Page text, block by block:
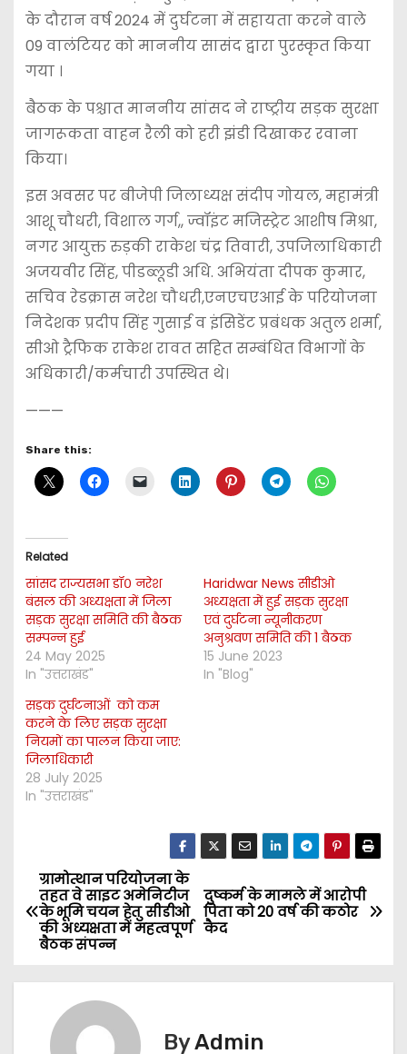
के दौरान वर्ष 2024 में दुर्घटना में सहायता करने वाले
09 वालंटियर को माननीय सासंद द्वारा पुरस्कृत किया
गया ।
बैठक के पश्चात माननीय सांसद ने राष्ट्रीय सड़क सुरक्षा
जागरूकता वाहन रैली को हरी झंडी दिखाकर रवाना
किया।
इस अवसर पर बीजेपी जिलाध्यक्ष संदीप गोयल, महामंत्री
आशू चौधरी, विशाल गर्ग,, ज्वॉइंट मजिस्ट्रेट आशीष मिश्रा,
नगर आयुक्त रुड़की राकेश चंद्र तिवारी, उपजिलाधिकारी
अजयवीर सिंह, पीडब्लूडी अधि. अभियंता दीपक कुमार,
सचिव रेडक्रास नरेश चौधरी,एनएचएआई के परियोजना
निदेशक प्रदीप सिंह गुसाई व इंसिडेंट प्रबंधक अतुल शर्मा,
सीओ ट्रैफिक राकेश रावत सहित सम्बंधित विभागों के
अधिकारी/कर्मचारी उपस्थित थे।
———
Share this:
Related
सांसद राज्यसभा डॉ० नरेश
बंसल की अध्यक्षता में जिला
सड़क सुरक्षा समिति की बैठक
सम्पन्न हुई
24 May 2025
In "उत्तराखंड"
Haridwar News सीडीओ
अध्यक्षता में हुई सड़क सुरक्षा
एवं दुर्घटना न्यूनीकरण
अनुश्रवण समिति की 1 बैठक
15 June 2023
In "Blog"
सड़क दुर्घटनाओं को कम
करने के लिए सड़क सुरक्षा
नियमों का पालन किया जाए:
जिलाधिकारी
28 July 2025
In "उत्तराखंड"
P
o
दुष्कर्म के मामले में आरोपी
पिता को 20 वर्ष की कठोर
कैद
ग्रामोत्थान परियोजना के
तहत वे साइट अमेनिटीज
के भूमि चयन हेतु सीडीओ
की अध्यक्षता में महत्वपूर्ण
बैठक संपन्न
ByAdmin